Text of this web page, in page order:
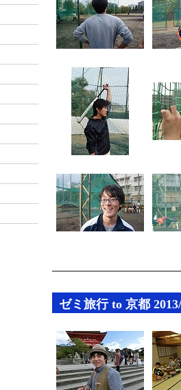
ゼミ旅行 to 京都